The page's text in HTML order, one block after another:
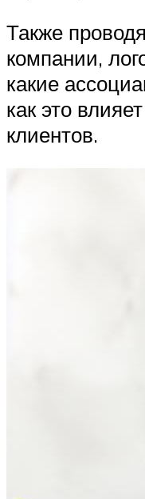
Также
компании,
какие
как это
клиентов.